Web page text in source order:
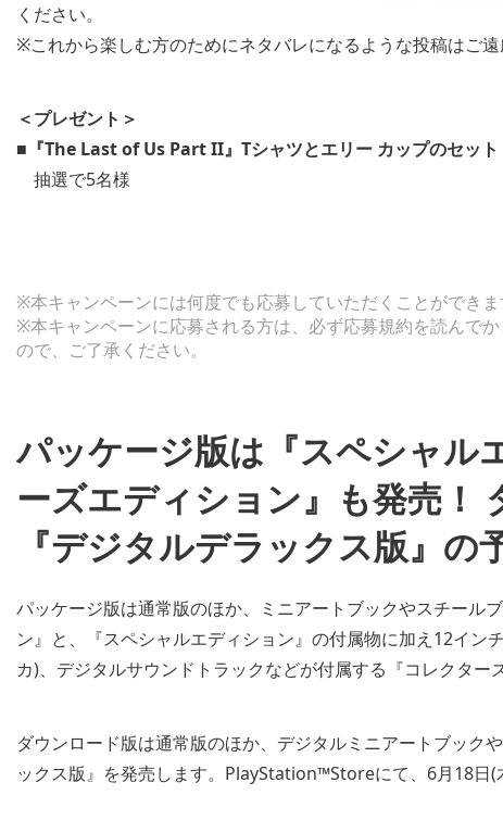
ください。
※これから楽しむ方のためにネタバレになるような投稿はご遠
＜プレゼント＞
■『The Last of Us Part II』Tシャツとエリー カップのセット
抽選で5名様
※本キャンペーンには何度でも応募していただくことができ
※本キャンペーンに応募される方は、必ず応募規約を読んで
ので、ご了承ください。
パッケージ版は『スペシャル
ーズエディション』も発売！
『デジタルデラックス版』の
パッケージ版は通常版のほか、ミニアートブックやスチール
ン』と、『スペシャルエディション』の付属物に加え12イン
カ)、デジタルサウンドトラックなどが付属する『コレクター
ダウンロード版は通常版のほか、デジタルミニアートブック
ックス版』を発売します。PlayStation™Storeにて、6月18日(